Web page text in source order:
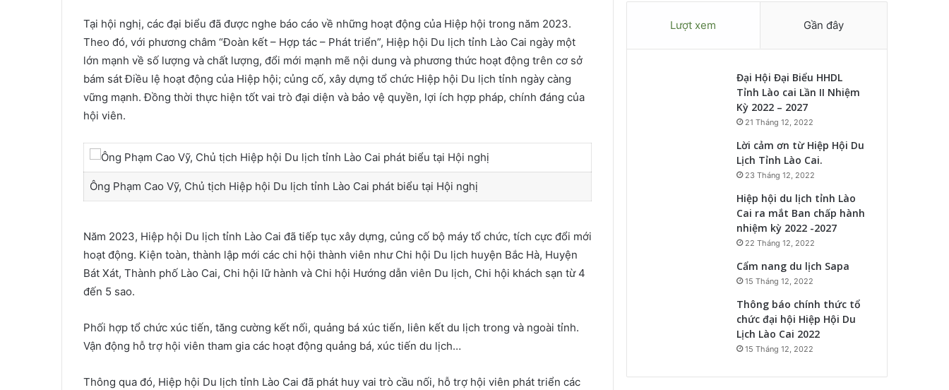
Tại hội nghị, các đại biểu đã được nghe báo cáo về những hoạt động của Hiệp hội trong năm 2023.
Theo đó, với phương châm “Đoàn kết – Hợp tác – Phát triển”, Hiệp hội Du lịch tỉnh Lào Cai ngày một
lớn mạnh về số lượng và chất lượng, đổi mới mạnh mẽ nội dung và phương thức hoạt động trên cơ sở
bám sát Điều lệ hoạt động của Hiệp hội; củng cố, xây dựng tổ chức Hiệp hội Du lịch tỉnh ngày càng
vững mạnh. Đồng thời thực hiện tốt vai trò đại diện và bảo vệ quyền, lợi ích hợp pháp, chính đáng của
hội viên.
Ông Phạm Cao Vỹ, Chủ tịch Hiệp hội Du lịch tỉnh Lào Cai phát biểu tại Hội nghị
Năm 2023, Hiệp hội Du lịch tỉnh Lào Cai đã tiếp tục xây dựng, củng cố bộ máy tổ chức, tích cực đổi mới
hoạt động. Kiện toàn, thành lập mới các chi hội thành viên như Chi hội Du lịch huyện Bắc Hà, Huyện
Bát Xát, Thành phố Lào Cai, Chi hội lữ hành và Chi hội Hướng dẫn viên Du lịch, Chi hội khách sạn từ 4
đến 5 sao.
Phối hợp tổ chức xúc tiến, tăng cường kết nối, quảng bá xúc tiến, liên kết du lịch trong và ngoài tỉnh.
Vận động hỗ trợ hội viên tham gia các hoạt động quảng bá, xúc tiến du lịch…
Thông qua đó, Hiệp hội Du lịch tỉnh Lào Cai đã phát huy vai trò cầu nối, hỗ trợ hội viên phát triển các
Lượt xem Gần đây
Đại Hội Đại Biểu HHDL
Tỉnh Lào cai Lần II Nhiệm
Kỳ 2022 – 2027
21 Tháng 12, 2022
Lời cảm ơn từ Hiệp Hội Du
Lịch Tỉnh Lào Cai.
23 Tháng 12, 2022
Hiệp hội du lịch tỉnh Lào
Cai ra mắt Ban chấp hành
nhiệm kỳ 2022 -2027
22 Tháng 12, 2022
Cẩm nang du lịch Sapa
15 Tháng 12, 2022
Thông báo chính thức tổ
chức đại hội Hiệp Hội Du
Lịch Lào Cai 2022
15 Tháng 12, 2022